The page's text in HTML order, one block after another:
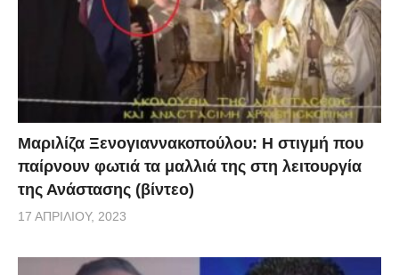
πλεονάσματος για το 3,5%. Όλες οι δαπάνες για την
υγειονομική αλλά και την μεταναστευτική κρίση δεν
θα υπολογίζονται στον προϋπολογισμό του 2020.
Όπως και οι έκτακτες δαπάνες του κοινωνικού
προϋπολογισμού για τους άνεργους, τους οικονομικά
αδύναμους και τις προνοιακές δομές. Θα μπορούμε,
επίσης, να διαθέσουμε αμέσως και χωρίς πρόσθετη
κυβέρνηση θα διαθέσει 2 δισεκατομμύρια ευρώ για
Μαριλίζα Ξενογιαννακοπούλου: Η στιγμή που
παίρνουν φωτιά τα μαλλιά της στη λειτουργία
της Ανάστασης (βίντεο)
17 ΑΠΡΙΛΊΟΥ, 2023